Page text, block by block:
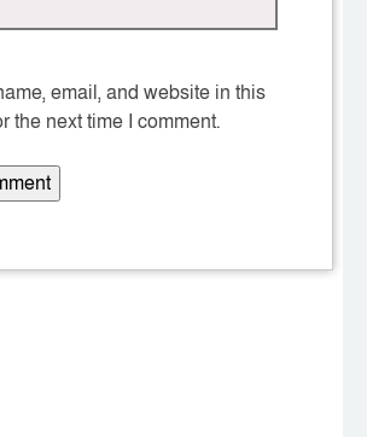
email, and website in this
the next time I comment.